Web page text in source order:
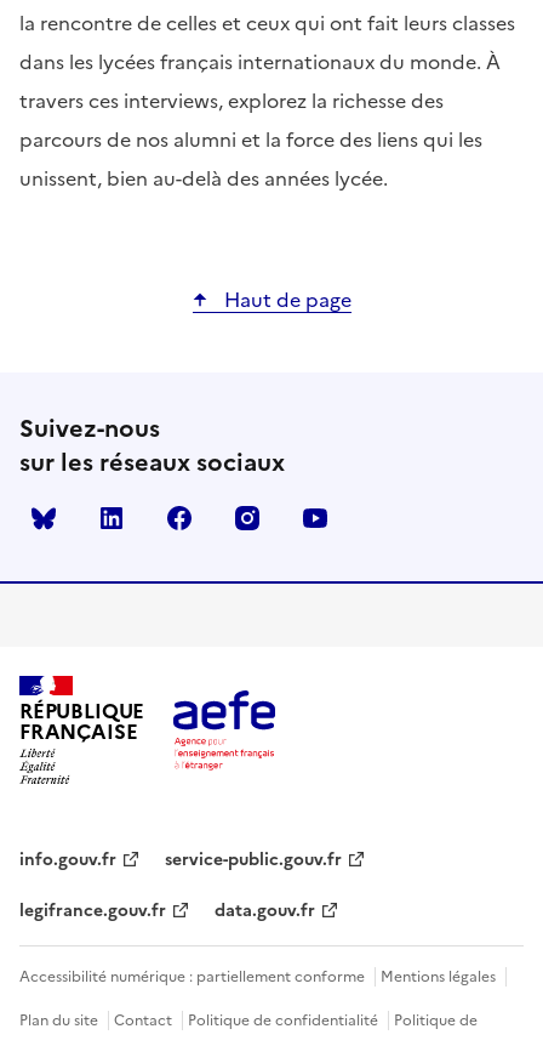
la rencontre de celles et ceux qui ont fait leurs classes
dans les lycées français internationaux du monde. À
travers ces interviews, explorez la richesse des
parcours de nos alumni et la force des liens qui les
unissent, bien au-delà des années lycée.
Haut de page
Suivez-nous
sur les réseaux sociaux
Bluesky linkedin facebook instagram
RÉPUBLIQUE
FRANÇAISE
info.gouv.fr
service-public.gouv.fr
legifrance.gouv.fr
data.gouv.fr
Accessibilité numérique : partiellement conforme
Mentions légales
Plan du site
Contact Politique de confidentialité Politique de